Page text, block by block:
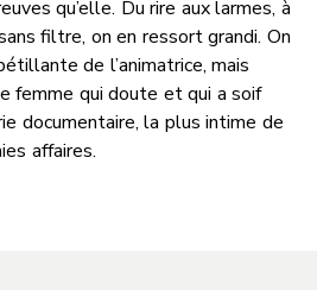
qu’elle. Du rire aux larmes, à
filtre, on en ressort grandi. On
de l’animatrice, mais
femme qui doute et qui a soif
documentaire, la plus intime de
affaires.